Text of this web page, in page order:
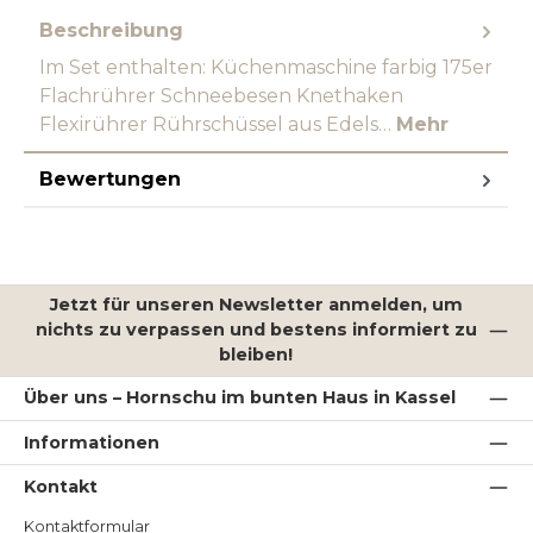
Beschreibung
Im Set enthalten: Küchenmaschine farbig 175er
Flachrührer Schneebesen Knethaken
Flexirührer Rührschüssel aus Edels… Mehr
Bewertungen
Jetzt für unseren Newsletter anmelden, um
nichts zu verpassen und bestens informiert zu
bleiben!
Über uns – Hornschu im bunten Haus in Kassel
Informationen
Kontakt
Kontaktformular